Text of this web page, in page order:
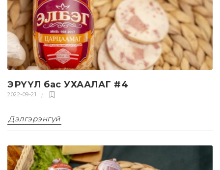
ЭРҮҮЛ бас УХААЛАГ #4
2022-09-21
Дэлгэрэнгүй